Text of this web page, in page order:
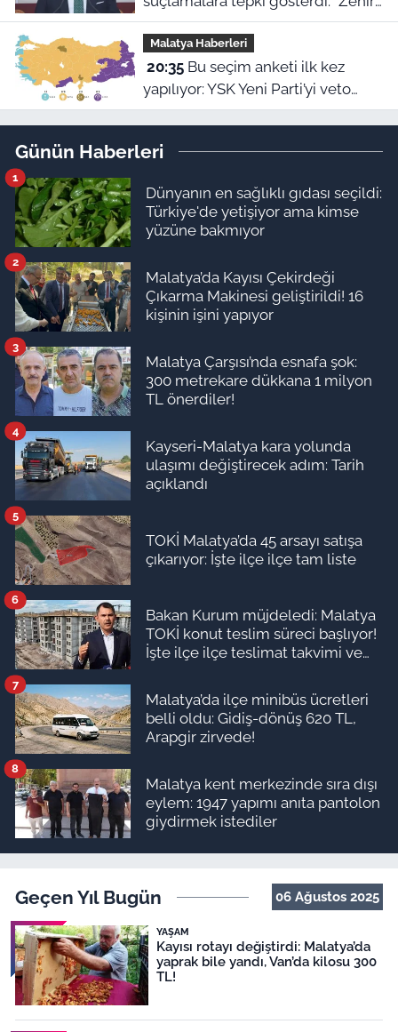
olsun”
Malatya Haberleri
20:35Bu seçim anketi ilk kez
yapılıyor: YSK Yeni Parti’yi veto
ederse Malatya’da sonuç ne olur?
Günün Haberleri
Dünyanın en sağlıklı gıdası seçildi:
Türkiye'de yetişiyor ama kimse
yüzüne bakmıyor
1
Malatya’da Kayısı Çekirdeği
Çıkarma Makinesi geliştirildi! 16
kişinin işini yapıyor
2
Malatya Çarşısı’nda esnafa şok:
300 metrekare dükkana 1 milyon
TL önerdiler!
3
Kayseri-Malatya kara yolunda
ulaşımı değiştirecek adım: Tarih
açıklandı
4
TOKİ Malatya’da 45 arsayı satışa
çıkarıyor: İşte ilçe ilçe tam liste
5
Bakan Kurum müjdeledi: Malatya
TOKİ konut teslim süreci başlıyor!
İşte ilçe ilçe teslimat takvimi ve
6
Malatya’da ilçe minibüs ücretleri
belli oldu: Gidiş-dönüş 620 TL,
Arapgir zirvede!
7
Malatya kent merkezinde sıra dışı
eylem: 1947 yapımı anıta pantolon
giydirmek istediler
8
Geçen Yıl Bugün 06 Ağustos 2025
YAŞAM
Kayısı rotayı değiştirdi: Malatya’da
yaprak bile yandı, Van’da kilosu 300
TL!